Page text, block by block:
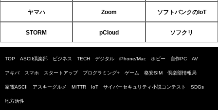
ヤマハ Zoom ソフトバンクのIoT
STORM pCloud ソフクリ
TOP ASCII倶楽部 ビジネス TECH デジタル iPhone/Mac ホビー 自作PC AV
アキバ スマホ スタートアップ プログラミング+ ゲーム 格安SIM 倶楽部情報局
家電ASCII アスキーグルメ MITTR IoT サイバーセキュリティ小説コンテスト SDGs
地方活性